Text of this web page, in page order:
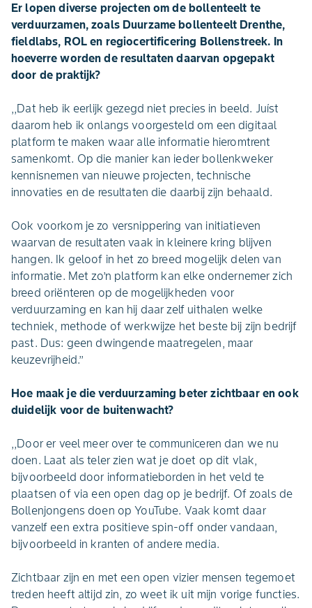
Er lopen diverse projecten om de bollenteelt te
verduurzamen, zoals Duurzame bollenteelt Drenthe,
fieldlabs, ROL en regiocertificering Bollenstreek. In
hoeverre worden de resultaten daarvan opgepakt
door de praktijk?
,,Dat heb ik eerlijk gezegd niet precies in beeld. Juíst
daarom heb ik onlangs voorgesteld om een digitaal
platform te maken waar alle informatie hieromtrent
samenkomt. Op die manier kan ieder bollenkweker
kennisnemen van nieuwe projecten, technische
innovaties en de resultaten die daarbij zijn behaald.
Ook voorkom je zo versnippering van initiatieven
waarvan de resultaten vaak in kleinere kring blijven
hangen. Ik geloof in het zo breed mogelijk delen van
informatie. Met zo’n platform kan elke ondernemer zich
breed oriënteren op de mogelijkheden voor
verduurzaming en kan hij daar zelf uithalen welke
techniek, methode of werkwijze het beste bij zijn bedrijf
past. Dus: geen dwingende maatregelen, maar
keuzevrijheid.’’
Hoe maak je die verduurzaming beter zichtbaar en ook
duidelijk voor de buitenwacht?
,,Door er veel meer over te communiceren dan we nu
doen. Laat als teler zien wat je doet op dit vlak,
bijvoorbeeld door informatieborden in het veld te
plaatsen of via een open dag op je bedrijf. Of zoals de
Bollenjongens doen op YouTube. Vaak komt daar
vanzelf een extra positieve spin-off onder vandaan,
bijvoorbeeld in kranten of andere media.
Zichtbaar zijn en met een open vizier mensen tegemoet
treden heeft altijd zin, zo weet ik uit mijn vorige functies.